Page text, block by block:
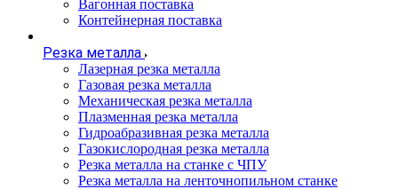
Вагонная поставка
Контейнерная поставка
Резка металла
Лазерная резка металла
Газовая резка металла
Механическая резка металла
Плазменная резка металла
Гидроабразивная резка металла
Газокислородная резка металла
Резка металла на станке с ЧПУ
Резка металла на ленточнопильном станке